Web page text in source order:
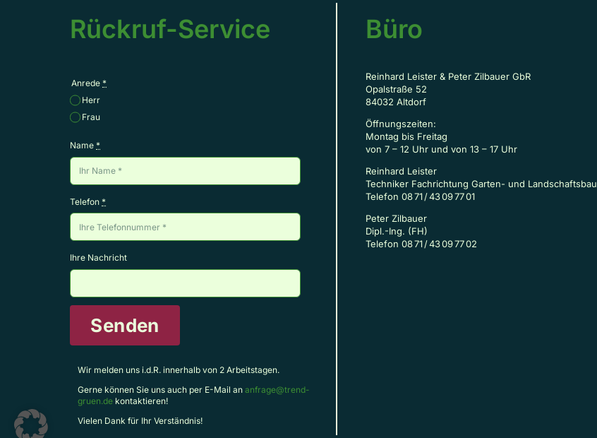
Rückruf-Service
Anrede*
Herr
Frau
Name*
Telefon*
Ihre Nachricht
Senden
Wir melden uns i.d.R. innerhalb von 2 Arbeitstagen.
Gerne können Sie uns auch per E-Mail an anfrage@trend-
gruen.dekontaktieren!
Vielen Dank für Ihr Verständnis!
Büro
Reinhard Leister & Peter Zilbauer GbR
Opalstraße 52
84032 Altdorf
Öffnungszeiten:
Montag bis Freitag
von 7 – 12 Uhr und von 13 – 17 Uhr
Reinhard Leister
Techniker Fachrichtung Garten- und Landschaftsbau
Telefon 08 71 / 43 09 77 01
Peter Zilbauer
Dipl.-Ing. (FH)
Telefon 08 71 / 43 09 77 02